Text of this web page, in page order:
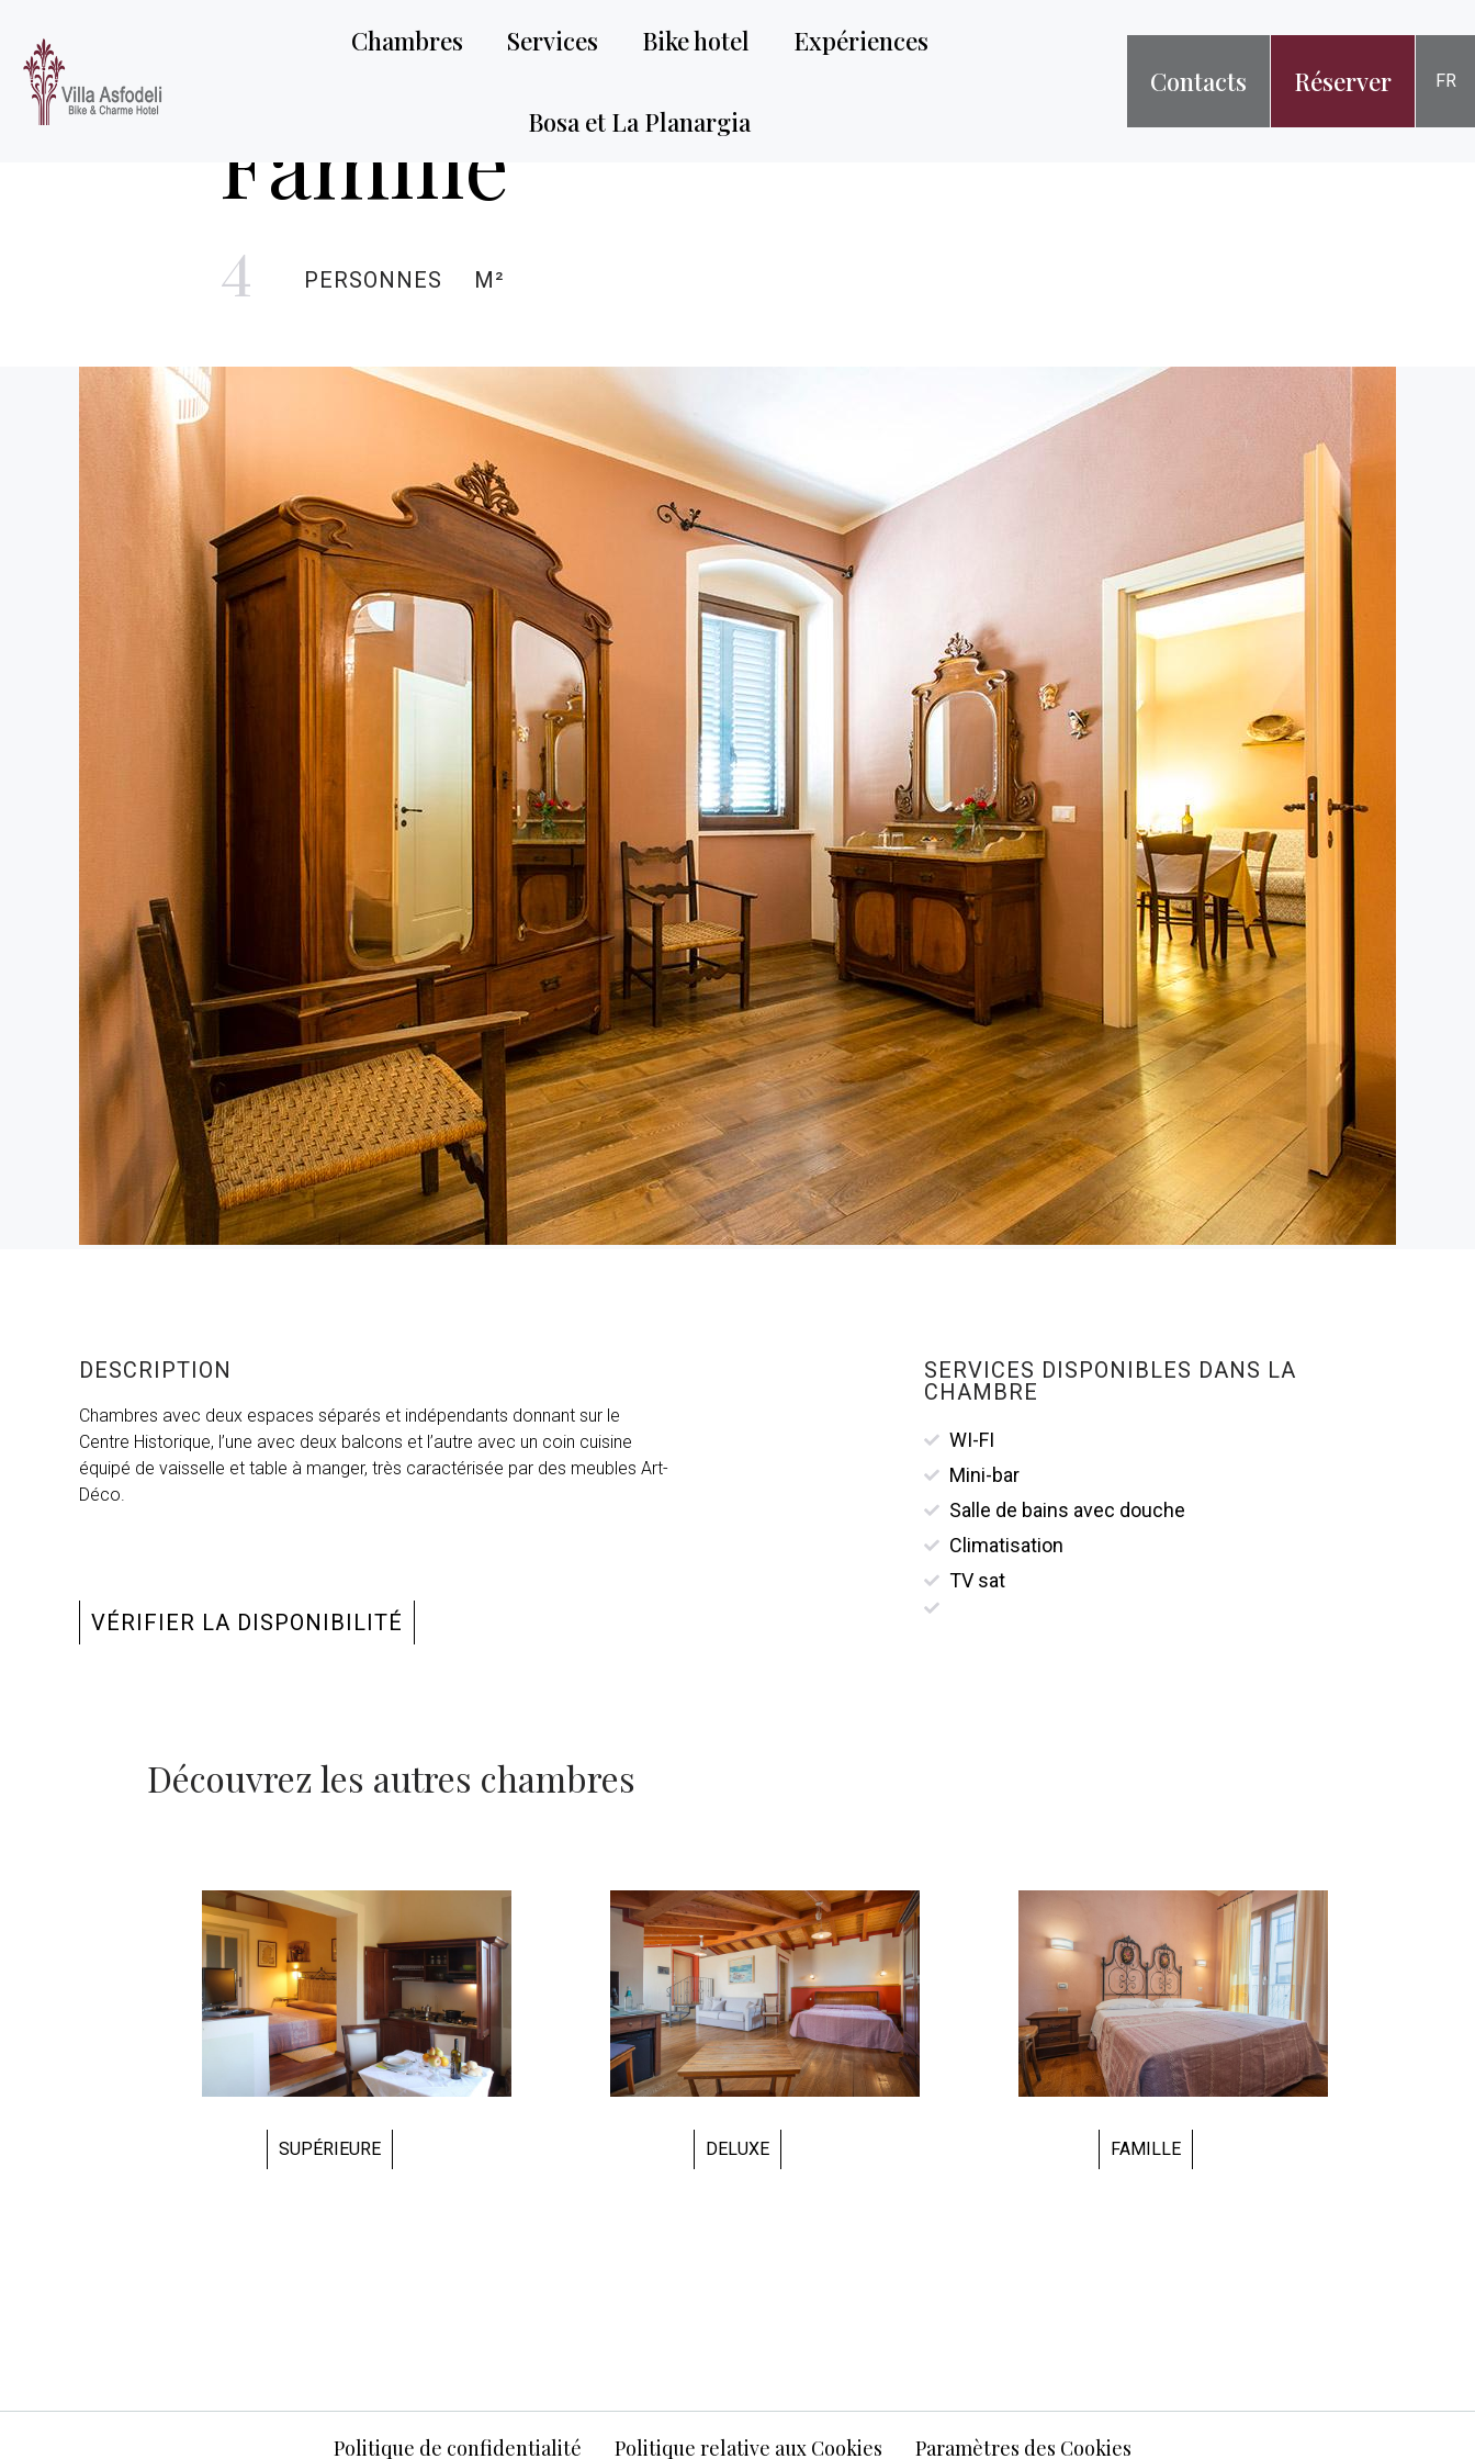
Chambres Services Bike hotel Expériences
Bosa et La Planargia
Contacts Réserver FR
Famille
4 PERSONNES M²
DESCRIPTION
Chambres avec deux espaces séparés et indépendants donnant sur le
Centre Historique, l’une avec deux balcons et l’autre avec un coin cuisine
équipé de vaisselle et table à manger, très caractérisée par des meubles Art-
Déco.
VÉRIFIER LA DISPONIBILITÉ
SERVICES DISPONIBLES DANS LA
CHAMBRE
WI-FI
Mini-bar
Salle de bains avec douche
Climatisation
TV sat
Découvrez les autres chambres
DELUXE FAMILLE SUITE
Politique de confidentialité Politique relative aux Cookies Paramètres des Cookies